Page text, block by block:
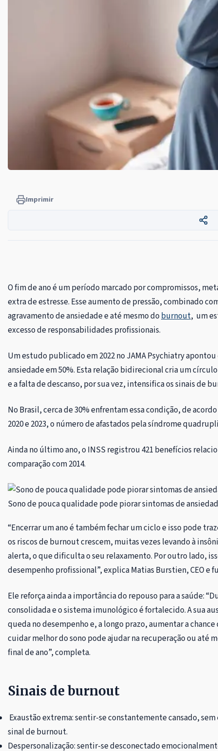
Imprimir
O fim de ano é um período marcado por compromissos,
extra de estresse. Esse aumento de pressão, combinado
agravamento de ansiedade e até mesmo doburnout, um
excesso de responsabilidades profissionais.
Um estudo publicado em 2022 no JAMA Psychiatry
ansiedade em 50%. Esta relação bidirecional cria um
e a falta de descanso, por sua vez, intensifica os sinais de
No Brasil, cerca de 30% enfrentam essa condição, de
2020 e 2023, o número de afastados pela síndrome
Ainda no último ano, o INSS registrou 421 benefícios
comparação com 2014.
Sono de pouca qualidade pode piorar sintomas de
“Encerrar um ano é também fechar um ciclo e isso pode
os riscos de burnout crescem, muitas vezes levando à
alerta, o que dificulta o seu relaxamento. Por outro lado,
desempenho profissional”, explica Matias Burstien, CEO e
Ele reforça ainda a importância do repouso para a saúde:
consolidada e o sistema imunológico é fortalecido. A sua
queda no desempenho e, a longo prazo, aumentar a
cuidar melhor do sono pode ajudar na recuperação ou até
final de ano”, completa.
Sinais de burnout
Exaustão extrema: sentir-se constantemente cansado,
sinal de burnout.
Despersonalização: sentir-se desconectado